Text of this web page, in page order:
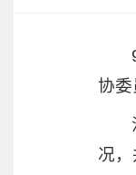
协
况，